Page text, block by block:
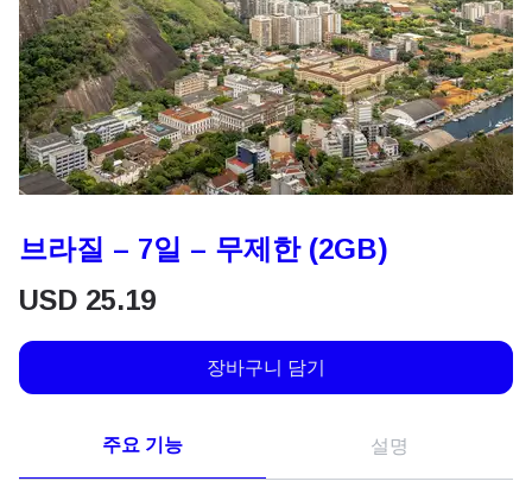
브라질 – 7일 – 무제한 (2GB)
USD 25.19
장바구니 담기
주요 기능 설명